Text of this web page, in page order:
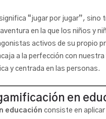
“jugar por jugar”, sino
en la que los niños y
activos de su propio
a la perfección con nuestra
y centrada en las personas.
en
educación consiste en